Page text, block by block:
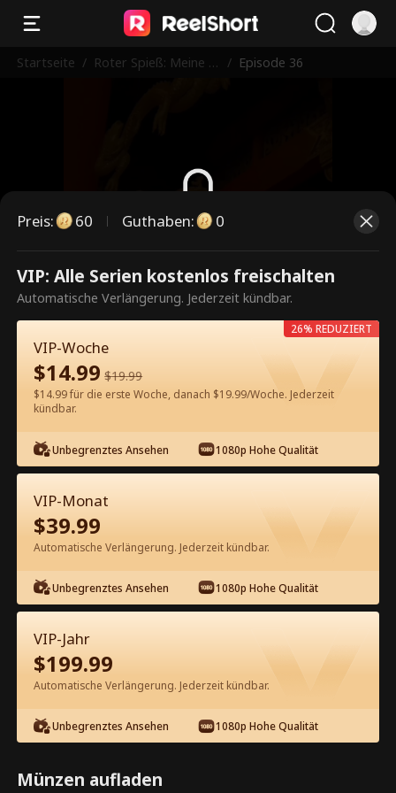
Startseite / Roter Spieß: Meine F
/ Episode 36
Dies ist eine kostenpflichtige
Episode. Bitte entsperren, um
weiterzusehen.
60Jetzt entsperren
Kostenlos in der App ansehen
Episode 36 - Roter Spieß: Meine Frau
bereut Kompletter Film
1-50 51-70
36 37 39 40
Preis: 60 Guthaben: 0
VIP: Alle Serien kostenlos freischalten
Automatische Verlängerung. Jederzeit kündbar.
VIP-Woche
$14.99 $19.99
$14.99 für die erste Woche, danach $19.99/Woche. Jederzeit
kündbar.
Unbegrenztes Ansehen 1080p Hohe Qualität
26% REDUZIERT
VIP-Monat
$39.99
Automatische Verlängerung. Jederzeit kündbar.
Unbegrenztes Ansehen 1080p Hohe Qualität
VIP-Jahr
$199.99
Automatische Verlängerung. Jederzeit kündbar.
Unbegrenztes Ansehen 1080p Hohe Qualität
Münzen aufladen